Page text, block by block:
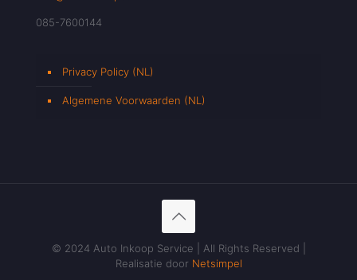
085-7600144
Privacy Policy (NL)
Algemene Voorwaarden (NL)
© 2024 Auto Inkoop Service | All Rights Reserved |
Realisatie door Netsimpel